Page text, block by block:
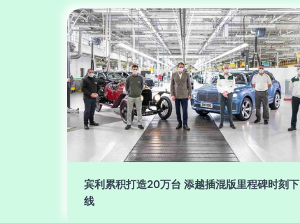
宾利累积打造20万台 添越插混版里程碑时刻下
线